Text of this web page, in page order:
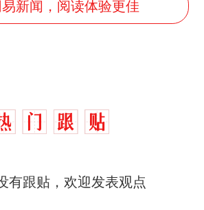
新闻，阅读体验更佳
有跟贴，欢迎发表观点
热
十多万人报名的考试，成绩
上的抢着买